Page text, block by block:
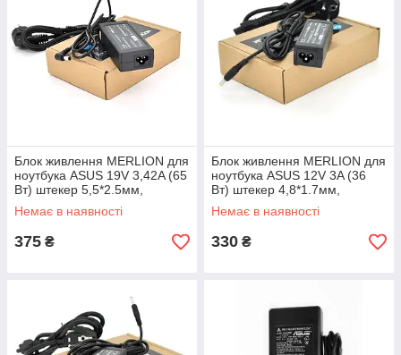
Блок живлення MERLION для
ноутбука ASUS 19V 3,42A (65
Вт) штекер 5,5*2.5мм,
довжина 0,9м + кабель
Немає в наявності
375 ₴
Блок живлення MERLION для
ноутбука ASUS 12V 3A (36
Вт) штекер 4,8*1.7мм,
довжина 0,9м + кабель
Немає в наявності
330 ₴